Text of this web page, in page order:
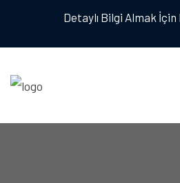
Detaylı Bilgi Almak İçin